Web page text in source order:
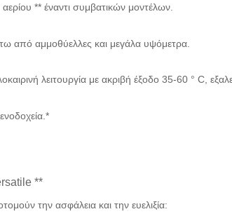
** έναντι συμβατικών μοντέλων.
από αμμοθύελλες και μεγάλα υψόμετρα.
λειτουργία με ακριβή έξοδο 35-60 ° C,
**
την ασφάλεια και την ευελιξία: